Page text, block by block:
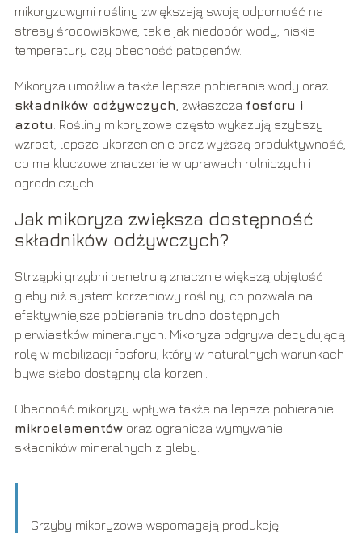
mikoryzowymi rośliny zwiększają swoją odporność na
stresy środowiskowe, takie jak niedobór wody, niskie
temperatury czy obecność patogenów.
Mikoryza umożliwia także lepsze pobieranie wody oraz
składników odżywczych , zwłaszcza fosforu i
azotu . Rośliny mikoryzowe często wykazują szybszy
wzrost, lepsze ukorzenienie oraz wyższą produktywność,
co ma kluczowe znaczenie w uprawach rolniczych i
ogrodniczych.
Jak mikoryza zwiększa dostępność
składników odżywczych?
Strzępki grzybni penetrują znacznie większą objętość
gleby niż system korzeniowy rośliny, co pozwala na
efektywniejsze pobieranie trudno dostępnych
pierwiastków mineralnych. Mikoryza odgrywa decydującą
rolę w mobilizacji fosforu, który w naturalnych warunkach
bywa słabo dostępny dla korzeni.
Obecność mikoryzy wpływa także na lepsze pobieranie
mikroelementóworaz ogranicza wymywanie
składników mineralnych z gleby.
Grzyby mikoryzowe wspomagają produkcję